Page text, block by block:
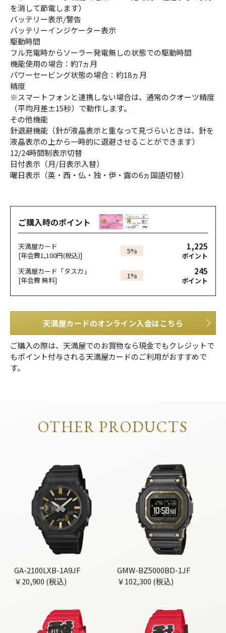
を消して節電します）
バッテリー表示/警告
バッテリーインジケーター表示
駆動時間
フル充電時からソーラー発電無しの状態での駆動時間
機能使用の場合：約7ヵ月
パワーセービング状態の場合：約18ヵ月
精度
※スマートフォンと連携しない場合は、通常のクオーツ精度
（平均月差±15秒）で動作します。
その他機能
針退避機能（針が液晶表示と重なって見づらいときは、針を
液晶表示の上から一時的に退避させることができます）
12/24時間制表示切替
日付表示（月/日表示入替）
曜日表示（英・西・仏・独・伊・露の6ヵ国語切替）
ご購入時のポイント
天満屋カード
[年会費1,100円(税込)]
5% 1,225
ポイント
天満屋カード「タスカ」
[年会費 無料]
1% 245
ポイント
天満屋カードのオンライン入会はこちら
ご購入の際は、天満屋でのお買物なら現金でもクレジットで
もポイント付与される天満屋カードのご利用がおすすめで
す。
OTHER PRODUCTS
GA-2100LXB-1A9JF
￥20,900 (税込)
GMW-BZ5000BD-1JF
￥102,300 (税込)